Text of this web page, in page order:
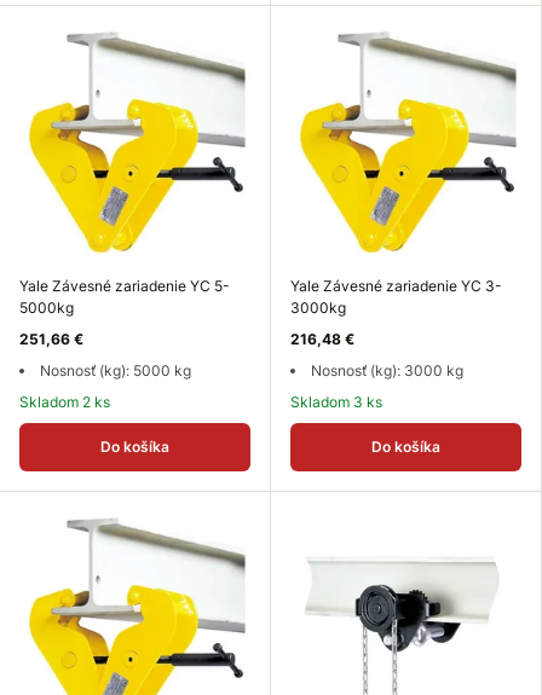
Yale Závesné zariadenie YC 5-
5000kg
251,66 €
Nosnosť (kg): 5000 kg
Skladom 2 ks
Do košíka
Yale Závesné zariadenie YC 3-
3000kg
216,48 €
Nosnosť (kg): 3000 kg
Skladom 3 ks
Do košíka